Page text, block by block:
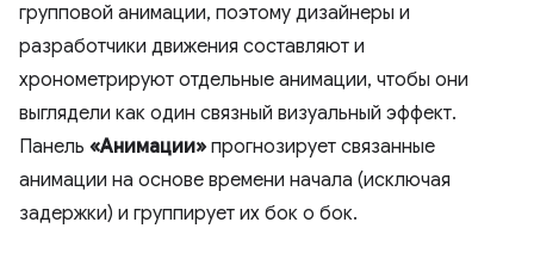
групповой анимации, поэтому дизайнеры и
разработчики движения составляют и
хронометрируют отдельные анимации, чтобы они
выглядели как один связный визуальный эффект.
Панель «Анимации» прогнозирует связанные
анимации на основе времени начала (исключая
задержки) и группирует их бок о бок.